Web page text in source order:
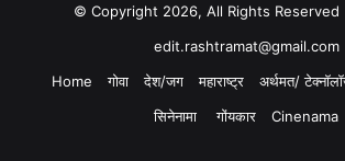
© Copyright 2026, All Rights
edit.rashtramat@gmail.com
Home
गोवा देश/जग महाराष्ट्र अर्थमत/
सिनेनामा
गोंयकार Cinenama